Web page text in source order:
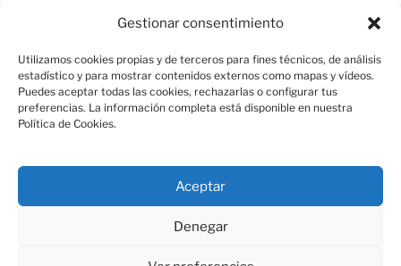
Gestionar consentimiento
Utilizamos cookies propias y de terceros para fines técnicos, de análisis
estadístico y para mostrar contenidos externos como mapas y vídeos.
Puedes aceptar todas las cookies, rechazarlas o configurar tus
preferencias. La información completa está disponible en nuestra
Política de Cookies.
Aceptar
Denegar